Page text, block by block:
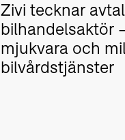
Zivi tecknar
bilhandelsaktör
mjukvara och
bilvårdstjänster